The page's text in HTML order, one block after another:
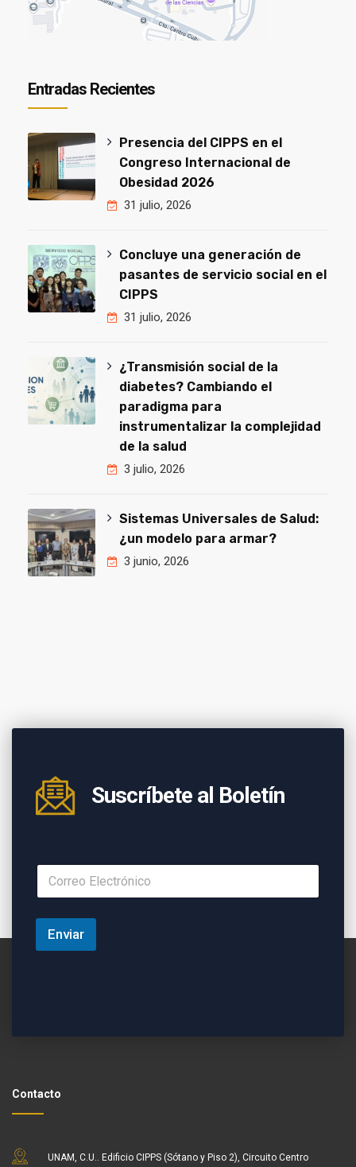
Entradas Recientes
Presencia del CIPPS en el
Congreso Internacional de
Obesidad 2026
31 julio, 2026
Concluye una generación de
pasantes de servicio social en el
CIPPS
31 julio, 2026
¿Transmisión social de la
diabetes? Cambiando el
paradigma para
instrumentalizar la complejidad
de la salud
3 julio, 2026
Sistemas Universales de Salud:
¿un modelo para armar?
3 junio, 2026
Suscríbete al Boletín
Enviar
Contacto
UNAM, C.U.. Edificio CIPPS (Sótano y Piso 2), Circuito Centro